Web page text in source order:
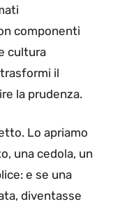
componenti
cultura
il
la prudenza.
Lo apriamo
una cedola, un
e se una
diventasse